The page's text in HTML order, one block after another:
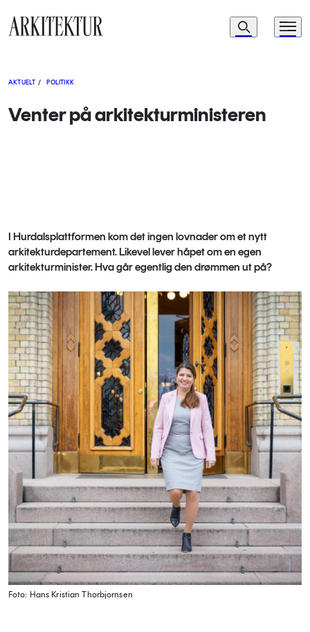
Navigasjon
Søk Meny
AKTUELT / POLITIKK
Venter på arkitekturministeren
I Hurdalsplattformen kom det ingen lovnader om et nytt
arkitekturdepartement. Likevel lever håpet om en egen
arkitekturminister. Hva går egentlig den drømmen ut på?
Foto: Hans Kristian Thorbjornsen